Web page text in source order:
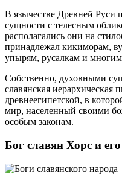
В язычестве Древней Руси
сущности с телесным
располагались они на
принадлежал кикиморам,
упырям, русалкам и
Собственно, духовными
славянская иерархическая
древнеегипетской, в
мир, населенный своими
особым законам.
Бог славян Хорс и